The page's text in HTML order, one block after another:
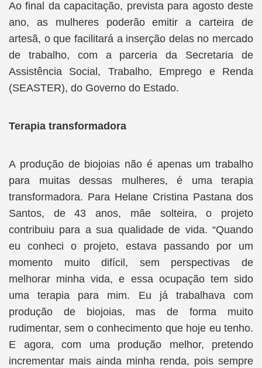
Ao final da capacitação, prevista para agosto deste
ano, as mulheres poderão emitir a carteira de
artesã, o que facilitará a inserção delas no mercado
de trabalho, com a parceria da Secretaria de
Assistência Social, Trabalho, Emprego e Renda
(SEASTER), do Governo do Estado.
Terapia transformadora
A produção de biojoias não é apenas um trabalho
para muitas dessas mulheres, é uma terapia
transformadora. Para Helane Cristina Pastana dos
Santos, de 43 anos, mãe solteira, o projeto
contribuiu para a sua qualidade de vida. “Quando
eu conheci o projeto, estava passando por um
momento muito difícil, sem perspectivas de
melhorar minha vida, e essa ocupação tem sido
uma terapia para mim. Eu já trabalhava com
produção de biojoias, mas de forma muito
rudimentar, sem o conhecimento que hoje eu tenho.
E agora, com uma produção melhor, pretendo
incrementar mais ainda minha renda, pois sempre